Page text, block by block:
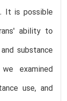
It is possible
ability to
substance
examined
use, and